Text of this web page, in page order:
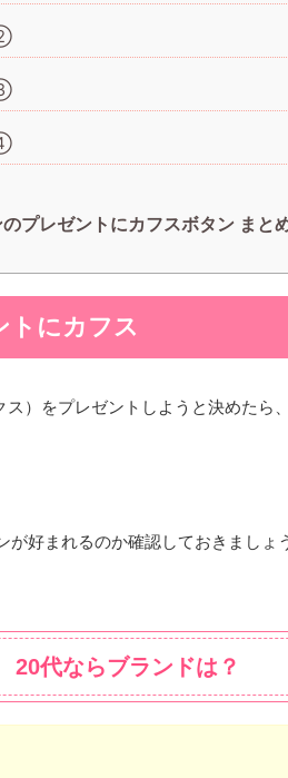
プレゼントにカフスボタン まと
トにカフス
）をプレゼントしようと決めたら
好まれるのか確認しておきましょう
代ならブランドは？